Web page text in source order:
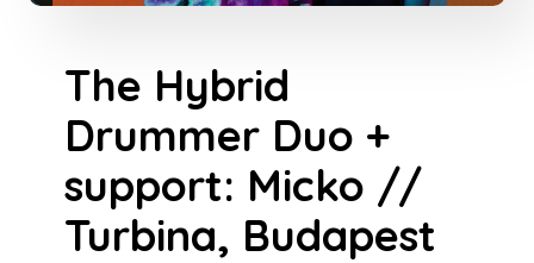
The Hybrid
Drummer Duo +
support: Micko //
Turbina, Budapest